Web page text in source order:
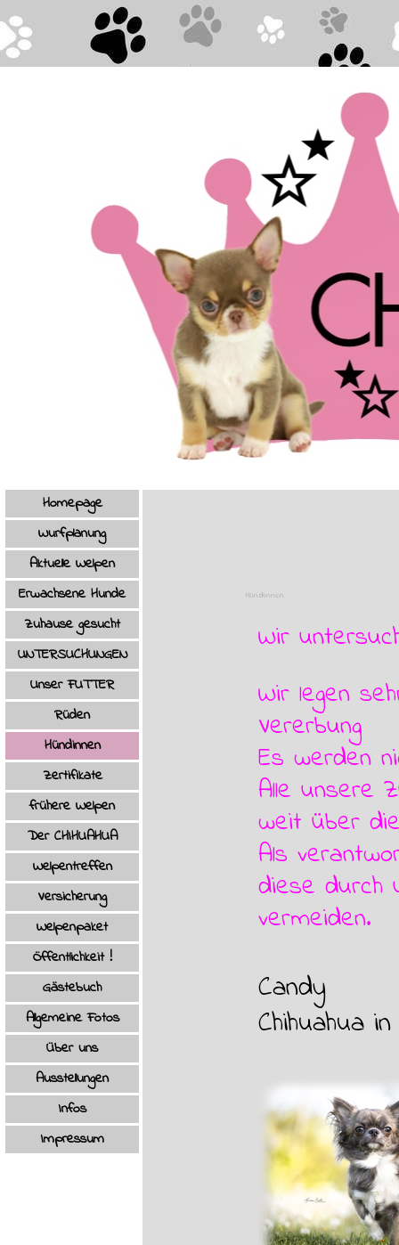
Direkt zum Seiteninhalt
Menü überspringen
Homepage
Wurfplanung
Aktuelle Welpen
Erwachsene Hunde
Zuhause gesucht
UNTERSUCHUNGEN
Unser FUTTER
Rüden
Hündinnen
Zertifikate
frühere Welpen
Der CHIHUAHUA
Welpentreffen
Versicherung
Welpenpaket
Öffentlichkeit !
Gästebuch
Allgemeine Fotos
Über uns
Ausstellungen
Infos
Impressum
Hündinnen
Wir
Wir legen
Vererbung
Es werden
Alle unsere
weit über
Als
diese durch
vermeiden.
Candy
Chihuahua